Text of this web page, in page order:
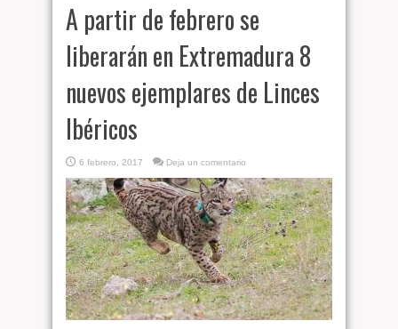
A partir de febrero se
liberarán en Extremadura 8
nuevos ejemplares de Linces
Ibéricos
6 febrero, 2017 Deja un comentario